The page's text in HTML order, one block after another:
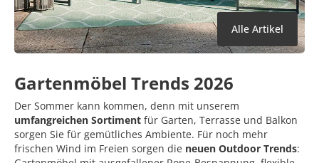
Alle Artikel
Gartenmöbel Trends 2026
Der Sommer kann kommen, denn mit unserem
umfangreichen Sortiment für Garten, Terrasse und Balkon
sorgen Sie für gemütliches Ambiente. Für noch mehr
frischen Wind im Freien sorgen die neuen Outdoor Trends: